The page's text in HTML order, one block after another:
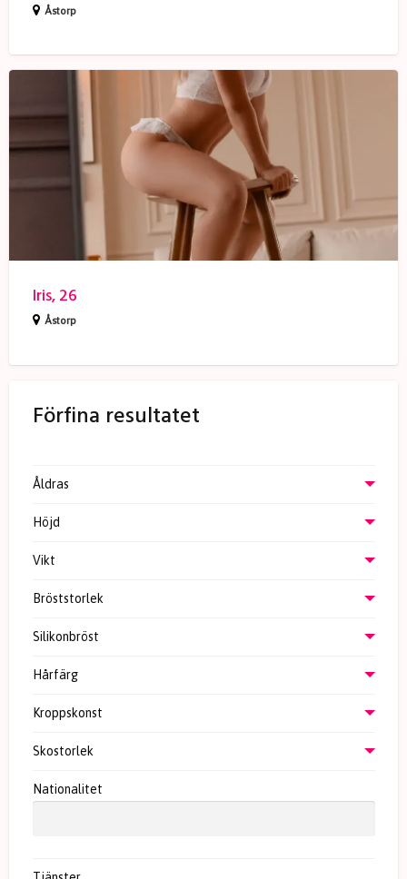
Åstorp
Iris, 26
Åstorp
Förfina resultatet
Åldras
Höjd
Vikt
Bröststorlek
Silikonbröst
Hårfärg
Kroppskonst
Skostorlek
Nationalitet